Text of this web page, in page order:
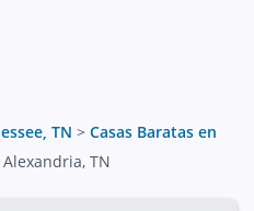
TN > Casas Baratas en
TN